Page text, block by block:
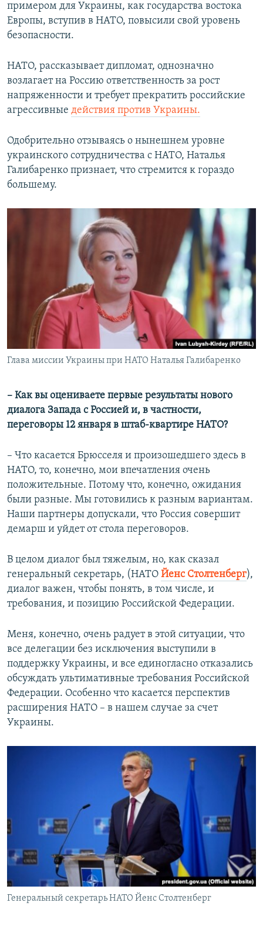
примером для Украины, как государства востока
Европы, вступив в НАТО, повысили свой уровень
безопасности.
НАТО, рассказывает дипломат, однозначно
возлагает на Россию ответственность за рост
напряженности и требует прекратить российские
агрессивные действия против Украины.
Одобрительно отзываясь о нынешнем уровне
украинского сотрудничества с НАТО, Наталья
Галибаренко признает, что стремится к гораздо
большему.
Глава миссии Украины при НАТО Наталья Галибаренко
– Как вы оцениваете первые результаты нового
диалога Запада с Россией и, в частности,
переговоры 12 января в штаб-квартире НАТО?
– Что касается Брюсселя и произошедшего здесь в
НАТО, то, конечно, мои впечатления очень
положительные. Потому что, конечно, ожидания
были разные. Мы готовились к разным вариантам.
Наши партнеры допускали, что Россия совершит
демарш и уйдет от стола переговоров.
В целом диалог был тяжелым, но, как сказал
генеральный секретарь, (НАТО Йенс Столтенберг),
диалог важен, чтобы понять, в том числе, и
требования, и позицию Российской Федерации.
Меня, конечно, очень радует в этой ситуации, что
все делегации без исключения выступили в
поддержку Украины, и все единогласно отказались
обсуждать ультимативные требования Российской
Федерации. Особенно что касается перспектив
расширения НАТО – в нашем случае за счет
Украины.
Генеральный секретарь НАТО Йенс Столтенберг